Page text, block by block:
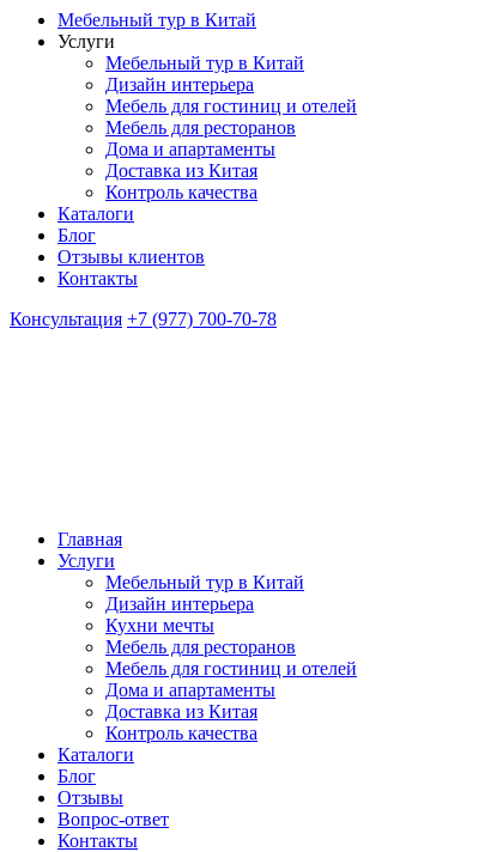
Мебельный тур в Китай
Услуги
Мебельный тур в Китай
Дизайн интерьера
Мебель для гостиниц и отелей
Мебель для ресторанов
Дома и апартаменты
Доставка из Китая
Контроль качества
Каталоги
Блог
Отзывы клиентов
Контакты
Консультация +7 (977) 700-70-78
Главная
Услуги
Мебельный тур в Китай
Дизайн интерьера
Кухни мечты
Мебель для ресторанов
Мебель для гостиниц и отелей
Дома и апартаменты
Доставка из Китая
Контроль качества
Каталоги
Блог
Отзывы
Вопрос-ответ
Контакты